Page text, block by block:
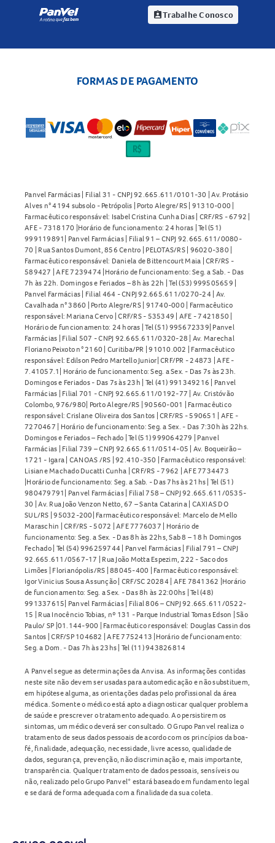
assignment_indTrabalhe Conosco
FORMAS DE PAGAMENTO
Panvel Farmácias | Filial 31 - CNPJ 92.665.611/0101-30 | Av. Protásio
Alves n° 4194 subsolo - Petrópolis | Porto Alegre/RS | 91310-000 |
Farmacêutico responsável: Isabel Cristina Cunha Dias | CRF/RS - 6792 |
AFE - 7318170 |Horário de funcionamento: 24 horas | Tel (51)
999119891| Panvel Farmácias | Filial 91 – CNPJ 92.665.611/0080-
70 | Rua Santos Dumont, 856 Centro | PELOTAS/RS | 96020-380 |
Farmacêutico responsável: Daniela de Bittencourt Maia | CRF/RS -
589427 | AFE 7239474 |Horário de funcionamento: Seg. a Sab. - Das
7h às 22h. Domingos e Feriados – 8h às 22h | Tel (53) 999505659 |
Panvel Farmácias | Filial 464 - CNPJ 92.665.611/0270-24 | Av.
Cavalhada n° 3860 | Porto Alegre/RS | 91740-000 | Farmacêutico
responsável: Mariana Cervo | CRF/RS - 535349 | AFE - 7421850 |
Horário de funcionamento: 24 horas | Tel (51) 995672339| Panvel
Farmácias | Filial 507 - CNPJ 92.665.611/0320-28 | Av. Marechal
Floriano Peixoto n° 2160 | Curitiba/PR | 91010.002 | Farmacêutico
responsável: Edilson Pedro Martello Junior| CRF/PR - 24873 | AFE -
7.41057.1| Horário de funcionamento: Seg. a Sex. - Das 7s às 23h.
Domingos e Feriados - Das 7s às 23h | Tel (41) 991349216 | Panvel
Farmácias | Filial 701 - CNPJ 92.665.611/0192-77 | Av. Cristóvão
Colombo, 976/980| Porto Alegre/RS | 90560-001 | Farmacêutico
responsável: Crislane Oliveira dos Santos | CRF/RS - 590651 | AFE -
7270467 | Horário de funcionamento: Seg. a Sex. - Das 7:30h às 22hs.
Domingos e Feriados – Fechado | Tel (51) 999064279 | Panvel
Farmácias | Filial 739 – CNPJ 92.665.611/0514-05 | Av. Boqueirão –
1721 - Igara | CANOAS /RS | 92.410-350 | Farmacêutico responsável:
Lisiane Machado Ducatti Cunha | CRF/RS - 7962 | AFE 7734473
|Horário de funcionamento: Seg. a Sab. - Das 7hs às 21hs | Tel (51)
980479791| Panvel Farmácias | Filial 758 – CNPJ 92.665.611/0535-
30 | Av. Rua João Venzon Netto, 67 – Santa Catarina | CAXIAS DO
SUL/RS | 95032-200| Farmacêutico responsável: Marcelo de Mello
Maraschin | CRF/RS - 5072 | AFE 7776037 | Horário de
funcionamento: Seg. a Sex. - Das 8h às 22hs, Sab 8 – 18 h Domingos
Fechado | Tel (54) 996259744 | Panvel Farmácias | Filial 791 – CNPJ
92.665.611/0567-17 | Rua João Motta Espezim, 222 - Saco dos
Limões | Florianópolis/RS | 88045-400 | Farmacêutico responsável:
Igor Vinicius Sousa Assunção | CRF/SC 20284 | AFE 7841362 |Horário
de funcionamento: Seg. a Sex. - Das 8h às 22:00hs | Tel (48)
991337615| Panvel Farmácias | Filial 806 – CNPJ 92.665.611/0522-
15 | Rua Inocêncio Tobias, nº 131 - Parque Industrial Tomas Edson | São
Paulo/ SP |01.144-900 | Farmacêutico responsável: Douglas Cassin dos
Santos | CRF/SP 104682 | AFE 7752413 |Horário de funcionamento:
Seg. a Dom. - Das 7h às 23hs | Tel (11) 943826814
A Panvel segue as determinações da Anvisa. As informações contidas
neste site não devem ser usadas para automedicação e não substituem,
em hipótese alguma, as orientações dadas pelo profissional da área
médica. Somente o médico está apto a diagnosticar qualquer problema
de saúde e prescrever o tratamento adequado. Ao persistirem os
sintomas, um médico deverá ser consultado. O Grupo Panvel realiza o
tratamento de seus dados pessoais de acordo com os princípios da boa-
fé, finalidade, adequação, necessidade, livre acesso, qualidade de
dados, segurança, prevenção, não discriminação e, mais importante,
transparência. Qualquer tratamento de dados pessoais, sensíveis ou
não, realizado pelo Grupo Panvel* estará baseado em fundamento legal
e se dará de forma adequada com a finalidade da sua coleta.